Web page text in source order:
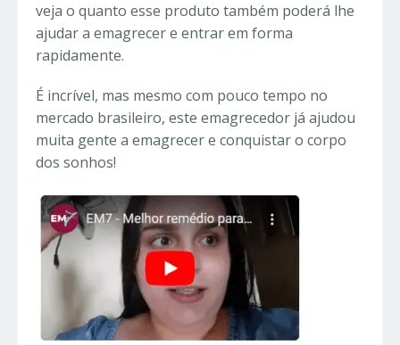
veja o quanto esse produto também poderá lhe
ajudar a emagrecer e entrar em forma
rapidamente.
É incrível, mas mesmo com pouco tempo no
mercado brasileiro, este emagrecedor já ajudou
muita gente a emagrecer e conquistar o corpo
dos sonhos!